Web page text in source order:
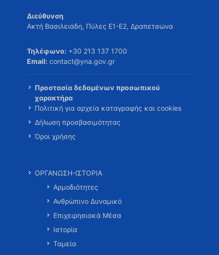
Διεύθυνση
Ακτή Βασιλειάδη, Πύλες Ε1-Ε2, Δραπετσώνα
Τηλέφωνο: +30 213 137 1700
Email: contact@yna.gov.gr
Προστασία δεδομένων προσωπικού
χαρακτήρα
Πολιτική για αρχεία καταγραφής και cookies
Δήλωση προσβασιμότητας
Όροι χρήσης
ΟΡΓΑΝΩΣΗ-ΙΣΤΟΡΙΑ
Αρμοδιότητες
Ανθρώπινο Δυναμικό
Επιχειρησιακά Μέσα
Ιστορία
Ταμεία